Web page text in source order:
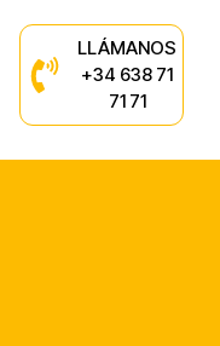
LLÁMANOS
+34 638 71
71 71